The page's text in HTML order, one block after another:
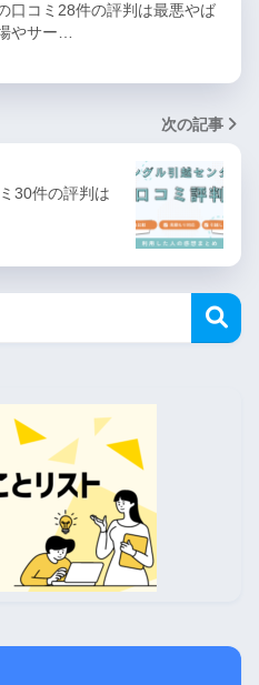
口コミ28件の評判は最悪やば
やサー…
次の記事
30件の評判は